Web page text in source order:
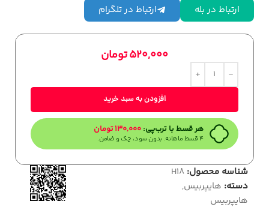
ارتباط در بله
ارتباط در تلگرام
520,000تومان
افزودن به سبد خرید
هر قسط با ترب‌پی: 130,000تومان
۴ قسط ماهانه. بدون سود، چک و ضامن.
شناسه محصول: H18
دسته: هایپربیس,
هایپربیس